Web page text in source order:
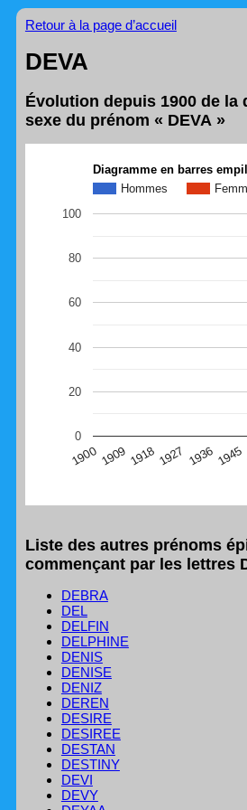
Retour à la page d’accueil
DEVA
Évolution depuis 1900 de
sexe du prénom « DEVA »
Diagramme en barres
Hommes
1900 1909 1918 1927 1936 1945
0
20
40
60
80
100
navigateur Safari en ce moment)
Liste des autres prénoms
commençant par les lettres
DEBRA
DEL
DELFIN
DELPHINE
DENIS
DENISE
DENIZ
DEREN
DESIRE
DESIREE
DESTAN
DESTINY
DEVI
DEVY